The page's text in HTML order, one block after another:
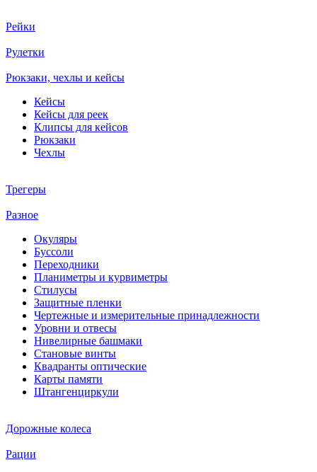
Рейки
Рулетки
Рюкзаки, чехлы и кейсы
Кейсы
Кейсы для реек
Клипсы для кейсов
Рюкзаки
Чехлы
Трегеры
Разное
Окуляры
Буссоли
Переходники
Планиметры и курвиметры
Стилусы
Защитные пленки
Чертежные и измерительные принадлежности
Уровни и отвесы
Нивелирные башмаки
Становые винты
Квадранты оптические
Карты памяти
Штангенциркули
Дорожные колеса
Рации